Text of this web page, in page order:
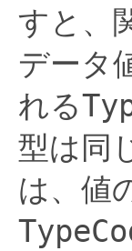
すと、
データ
れる
型は同
は、値